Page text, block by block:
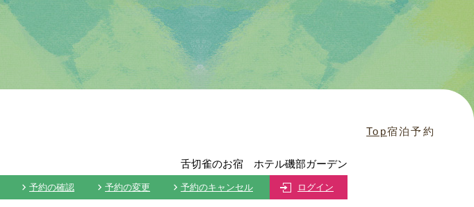
Top宿泊予約
舌切雀のお宿 ホテル磯部ガーデン
予約の確認 予約の変更 予約のキャンセル ログイン